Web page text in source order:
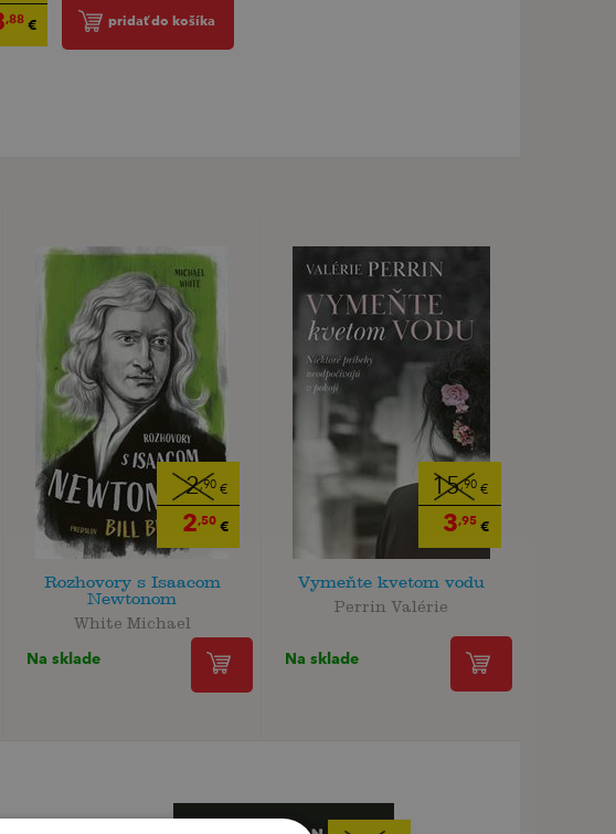
,88€ pridať do košíka
2,90€
2,50€
Rozhovory s Isaacom
Newtonom
White Michael
Na sklade
15,90 €
3,95 €
Vymeňte kvetom vodu
Perrin Valérie
Na sklade